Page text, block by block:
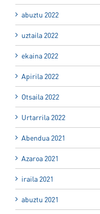
abuztu 2022
uztaila 2022
ekaina 2022
Apirila 2022
Otsaila 2022
Urtarrila 2022
Abendua 2021
Azaroa 2021
iraila 2021
abuztu 2021